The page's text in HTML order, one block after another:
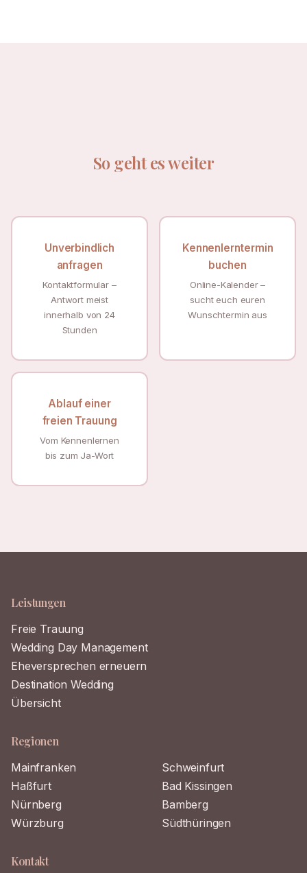
So geht es weiter
Unverbindlich
anfragen
Kontaktformular –
Antwort meist
innerhalb von 24
Stunden
Kennenlerntermin
buchen
Online-Kalender –
sucht euch euren
Wunschtermin aus
Ablauf einer
freien Trauung
Vom Kennenlernen
bis zum Ja-Wort
Leistungen
Freie Trauung
Wedding Day Management
Eheversprechen erneuern
Destination Wedding
Übersicht
Regionen
Mainfranken
Haßfurt
Nürnberg
Würzburg
Schweinfurt
Bad Kissingen
Bamberg
Südthüringen
Kontakt